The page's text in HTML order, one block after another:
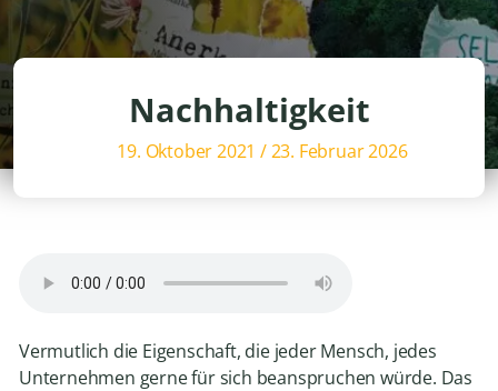
Nachhaltigkeit
19. Oktober 2021 /23. Februar 2026
Vermutlich die Eigenschaft, die jeder Mensch, jedes
Unternehmen gerne für sich beanspruchen würde. Das